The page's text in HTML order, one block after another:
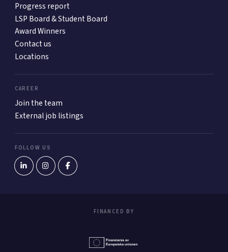
Progress report
LSP Board & Student Board
Award Winners
Contact us
Locations
CAREER
Join the team
External job listings
FOLLOW US
FINANCED BY